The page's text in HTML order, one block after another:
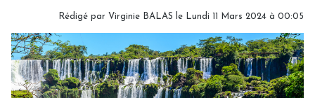
Rédigé par Virginie BALAS le Lundi 11 Mars 2024 à 00:05